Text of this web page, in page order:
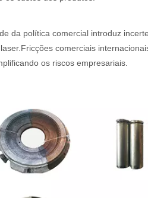
da política comercial introduz
comerciais
os riscos empresariais.